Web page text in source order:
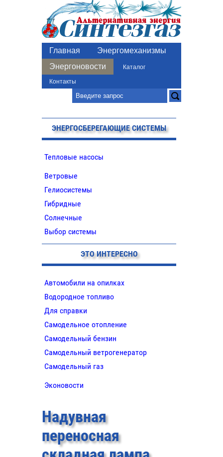
Главная
Энергомеханизмы
Энергоновости
Каталог
Контакты
ЭНЕРГОСБЕРЕГАЮЩИЕ СИСТЕМЫ
Тепловые насосы
Ветровые
Гелиосистемы
Гибридные
Солнечные
Выбор системы
ЭТО ИНТЕРЕСНО
Автомобили на опилках
Водородное топливо
Для справки
Самодельное отопление
Самодельный бензин
Самодельный ветрогенератор
Самодельный газ
Эконовости
Надувная
переносная